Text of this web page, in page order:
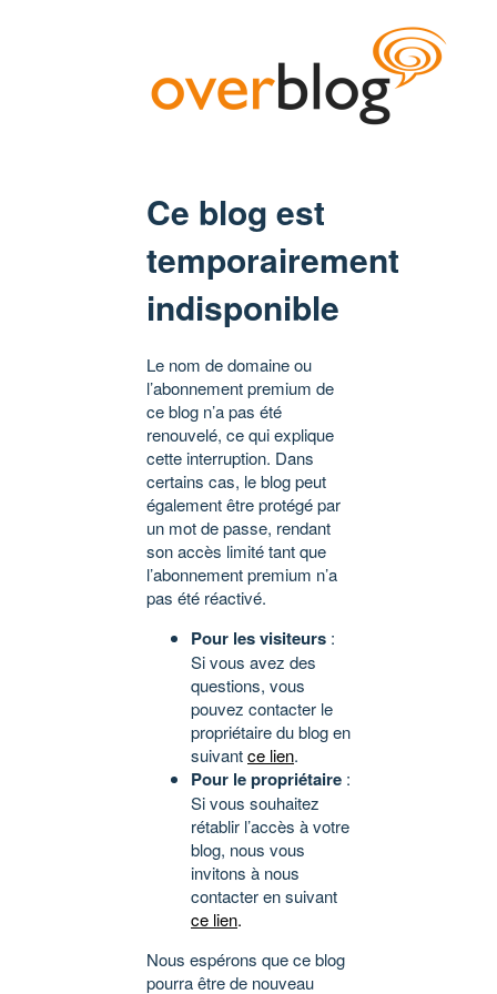
Ce blog est
temporairement
indisponible
Le nom de domaine ou
l’abonnement premium de
ce blog n’a pas été
renouvelé, ce qui explique
cette interruption. Dans
certains cas, le blog peut
également être protégé par
un mot de passe, rendant
son accès limité tant que
l’abonnement premium n’a
pas été réactivé.
Pour les visiteurs :
Si vous avez des
questions, vous
pouvez contacter le
propriétaire du blog en
suivantce lien.
Pour le propriétaire :
Si vous souhaitez
rétablir l’accès à votre
blog, nous vous
invitons à nous
contacter en suivant
ce lien.
Nous espérons que ce blog
pourra être de nouveau